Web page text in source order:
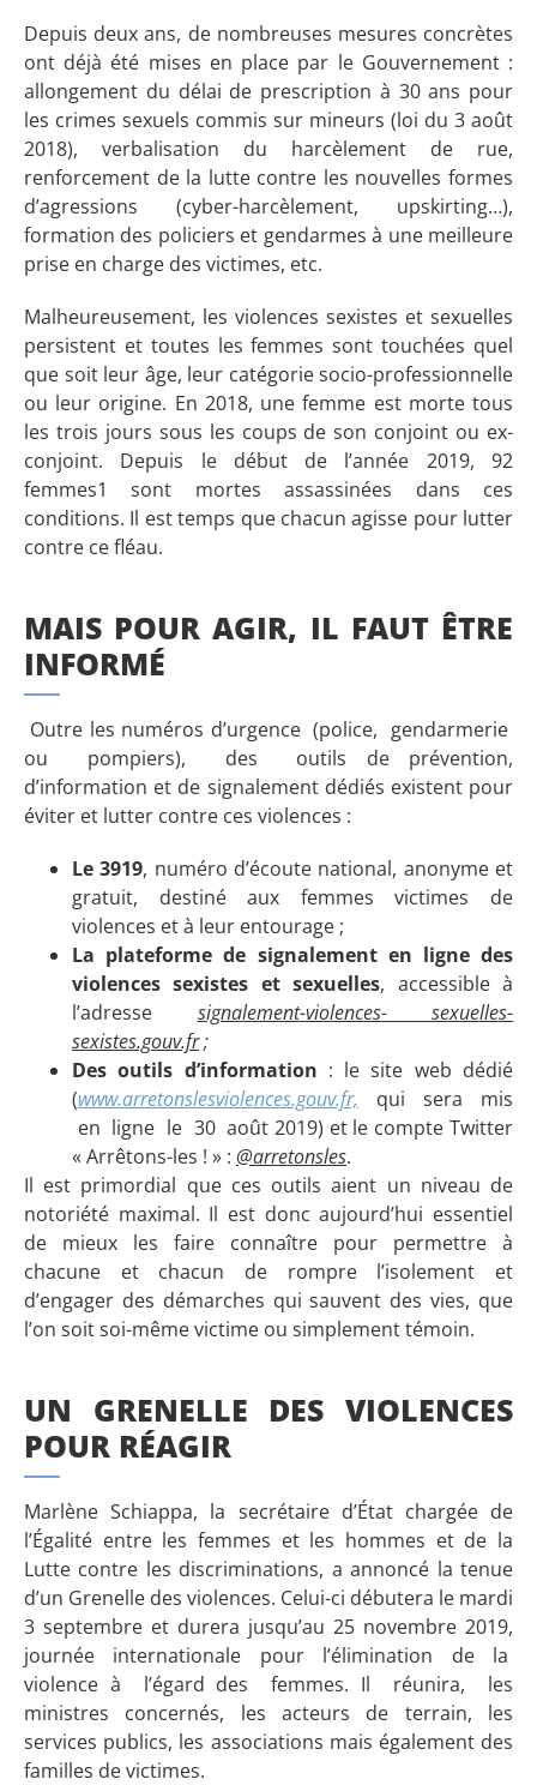
Depuis deux ans, de nombreuses mesures concrètes
ont déjà été mises en place par le Gouvernement :
allongement du délai de prescription à 30 ans pour
les crimes sexuels commis sur mineurs (loi du 3 août
2018), verbalisation du harcèlement de rue,
renforcement de la lutte contre les nouvelles formes
d’agressions (cyber-harcèlement, upskirting…),
formation des policiers et gendarmes à une meilleure
prise en charge des victimes, etc.
Malheureusement, les violences sexistes et sexuelles
persistent et toutes les femmes sont touchées quel
que soit leur âge, leur catégorie socio-professionnelle
ou leur origine. En 2018, une femme est morte tous
les trois jours sous les coups de son conjoint ou ex-
conjoint. Depuis le début de l’année 2019, 92
femmes1 sont mortes assassinées dans ces
conditions. Il est temps que chacun agisse pour lutter
contre ce fléau.
MAIS POUR AGIR, IL FAUT ÊTRE
INFORMÉ
Outre les numéros d’urgence (police, gendarmerie
ou pompiers), des outils de prévention,
d’information et de signalement dédiés existent pour
éviter et lutter contre ces violences :
Le 3919, numéro d’écoute national, anonyme et
gratuit, destiné aux femmes victimes de
violences et à leur entourage ;
La plateforme de signalement en ligne des
violences sexistes etsexuelles, accessible à
l’adresse signalement-violences- sexuelles-
sexistes.gouv.fr;
Desoutils d’information : le site web dédié
(www.arretonslesviolences.gouv.fr, qui sera mis
en ligne le 30 août 2019) et le compte Twitter
« Arrêtons-les ! » : @arretonsles.
Il est primordial que ces outils aient un niveau de
notoriété maximal. Il est donc aujourd’hui essentiel
de mieux les faire connaître pour permettre à
chacune et chacun de rompre l’isolement et
d’engager des démarches qui sauvent des vies, que
l’on soit soi-même victime ou simplement témoin.
UN GRENELLE DES VIOLENCES
POUR RÉAGIR
Marlène Schiappa, la secrétaire d’État chargée de
l’Égalité entre les femmes et les hommes et de la
Lutte contre les discriminations, a annoncé la tenue
d’un Grenelle des violences. Celui-ci débutera le mardi
3 septembre et durera jusqu’au 25 novembre 2019,
journée internationale pour l’élimination de la
violence à l’égard des femmes. Il réunira, les
ministres concernés, les acteurs de terrain, les
services publics, les associations mais également des
familles de victimes.